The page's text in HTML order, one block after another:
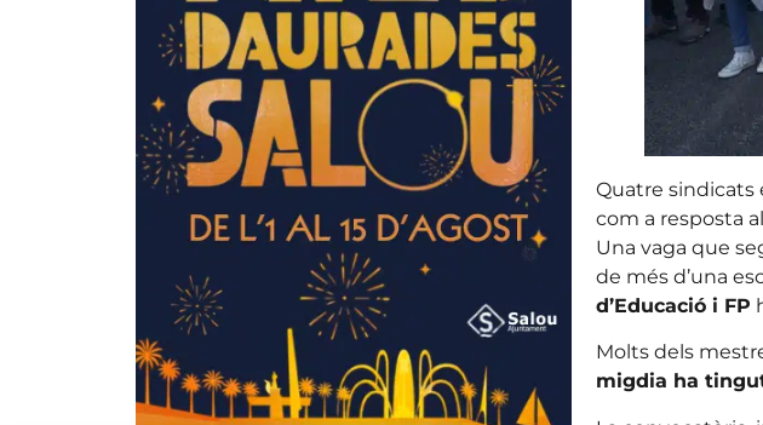
Quatre sindicats
com a resposta al
Una vaga que
de més d’una
d’Educació i FP
Molts dels
migdia ha